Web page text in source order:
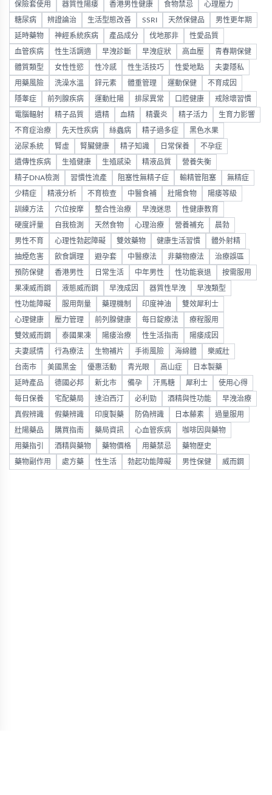
保險套使用 器質性陽痿 香港男性健康 食物禁忌 心理壓力
糖尿病 辨證論治 生活型態改善 SSRI 天然保健品 男性更年期
延時藥物 神經系統疾病 產品成分 伐地那非 性愛品質
血管疾病 性生活調適 早洩診斷 早洩症狀 高血壓 青春期保健
體質類型 女性性慾 性冷感 性生活技巧 性愛地點 夫妻隱私
用藥風險 洗澡水溫 鋅元素 體重管理 運動保健 不育成因
隱睾症 前列腺疾病 運動壯陽 排尿異常 口腔健康 戒除壞習慣
電腦輻射 精子品質 遺精 血精 精囊炎 精子活力 生育力影響
不育症治療 先天性疾病 絲蟲病 精子過多症 黑色水果
泌尿系統 腎虛 腎臟健康 精子知識 日常保養 不孕症
遺傳性疾病 生殖健康 生殖感染 精液品質 營養失衡
精子DNA檢測 習慣性流產 阻塞性無精子症 輸精管阻塞 無精症
少精症 精液分析 不育檢查 中醫食補 壯陽食物 陽痿等級
訓練方法 穴位按摩 整合性治療 早洩迷思 性健康教育
硬度評量 自我檢測 天然食物 心理治療 營養補充 晨勃
男性不育 心理性勃起障礙 雙效藥物 健康生活習慣 體外射精
抽煙危害 飲食調理 避孕套 中醫療法 非藥物療法 治療誤區
預防保健 香港男性 日常生活 中年男性 性功能衰退 按需服用
果凍威而鋼 液態威而鋼 早洩成因 器質性早洩 早洩類型
性功能障礙 服用劑量 藥理機制 印度神油 雙效犀利士
心理健康 壓力管理 前列腺健康 每日錠療法 療程服用
雙效威而鋼 泰國果凍 陽痿治療 性生活指南 陽痿成因
夫妻感情 行為療法 生物補片 手術風險 海綿體 樂威壯
台南市 美國黑金 優惠活動 青光眼 高山症 日本製藥
延時產品 德國必邦 新北市 備孕 汗馬糖 犀利士 使用心得
每日保養 宅配藥局 達泊西汀 必利勁 酒精與性功能 早洩治療
真假辨識 假藥辨識 印度製藥 防偽辨識 日本藤素 過量服用
壯陽藥品 購買指南 藥局資訊 心血管疾病 咖啡因與藥物
用藥指引 酒精與藥物 藥物價格 用藥禁忌 藥物歷史
藥物副作用 處方藥 性生活 勃起功能障礙 男性保健 威而鋼